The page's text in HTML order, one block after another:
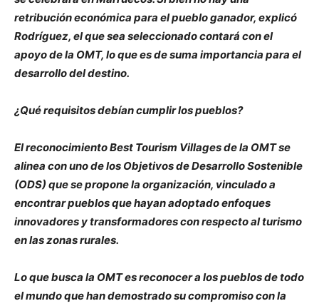
retribución económica para el pueblo ganador, explicó
Rodríguez, el que sea seleccionado contará con el
apoyo de la OMT, lo que es de suma importancia para el
desarrollo del destino.
¿Qué requisitos debían cumplir los pueblos?
El reconocimiento Best Tourism Villages de la OMT se
alinea con uno de los Objetivos de Desarrollo Sostenible
(ODS) que se propone la organización, vinculado a
encontrar pueblos que hayan adoptado enfoques
innovadores y transformadores con respecto al turismo
en las zonas rurales.
Lo que busca la OMT es reconocer a los pueblos de todo
el mundo que han demostrado su compromiso con la